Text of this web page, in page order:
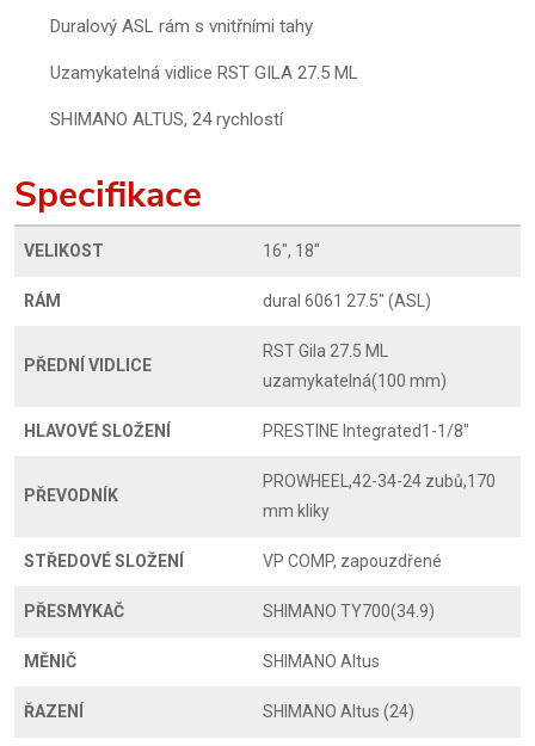
Duralový ASL rám s vnitřními tahy
Uzamykatelná vidlice RST GILA 27.5 ML
SHIMANO ALTUS, 24 rychlostí
Specifikace
VELIKOST 16", 18"
RÁM dural 6061 27.5" (ASL)
PŘEDNÍ VIDLICE
RST Gila 27.5 ML
uzamykatelná(100 mm)
HLAVOVÉ SLOŽENÍ PRESTINE Integrated1-1/8"
PŘEVODNÍK
PROWHEEL,42-34-24 zubů,170
mm kliky
STŘEDOVÉ SLOŽENÍ VP COMP, zapouzdřené
PŘESMYKAČ SHIMANO TY700(34.9)
MĚNIČ SHIMANO Altus
ŘAZENÍ SHIMANO Altus (24)